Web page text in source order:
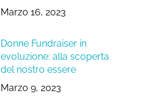
Marzo 16, 2023
Donne Fundraiser in
evoluzione: alla scoperta
del nostro essere
Marzo 9, 2023